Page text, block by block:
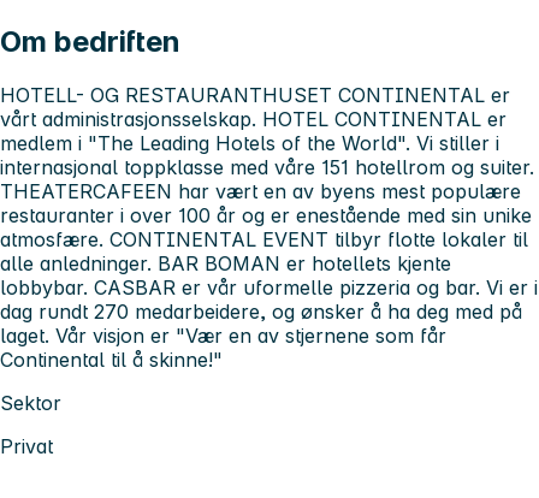
Om bedriften
HOTELL- OG RESTAURANTHUSET CONTINENTAL er
vårt administrasjonsselskap. HOTEL CONTINENTAL er
medlem i "The Leading Hotels of the World". Vi stiller i
internasjonal toppklasse med våre 151 hotellrom og suiter.
THEATERCAFEEN har vært en av byens mest populære
restauranter i over 100 år og er enestående med sin unike
atmosfære. CONTINENTAL EVENT tilbyr flotte lokaler til
alle anledninger. BAR BOMAN er hotellets kjente
lobbybar. CASBAR er vår uformelle pizzeria og bar. Vi er i
dag rundt 270 medarbeidere, og ønsker å ha deg med på
laget. Vår visjon er "Vær en av stjernene som får
Continental til å skinne!"
Sektor
Privat